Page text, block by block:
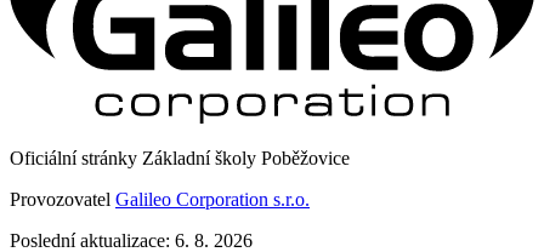
Oficiální stránky Základní školy Poběžovice
Provozovatel Galileo Corporation s.r.o.
Poslední aktualizace: 6. 8. 2026